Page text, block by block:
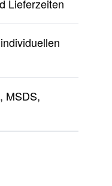
Lieferzeiten
MSDS,